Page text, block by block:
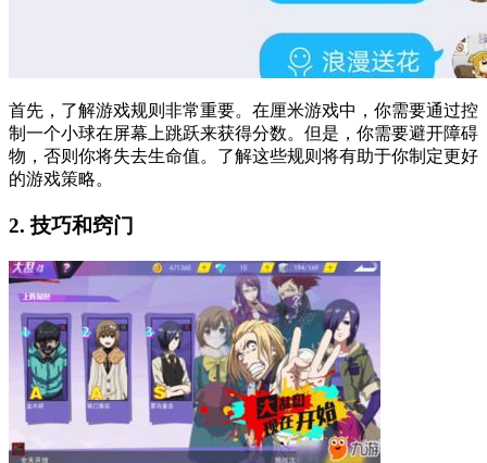
首先，了解游戏规则非常重要。在厘米游戏中，你需要通过控
制一个小球在屏幕上跳跃来获得分数。但是，你需要避开障碍
物，否则你将失去生命值。了解这些规则将有助于你制定更好
的游戏策略。
2. 技巧和窍门